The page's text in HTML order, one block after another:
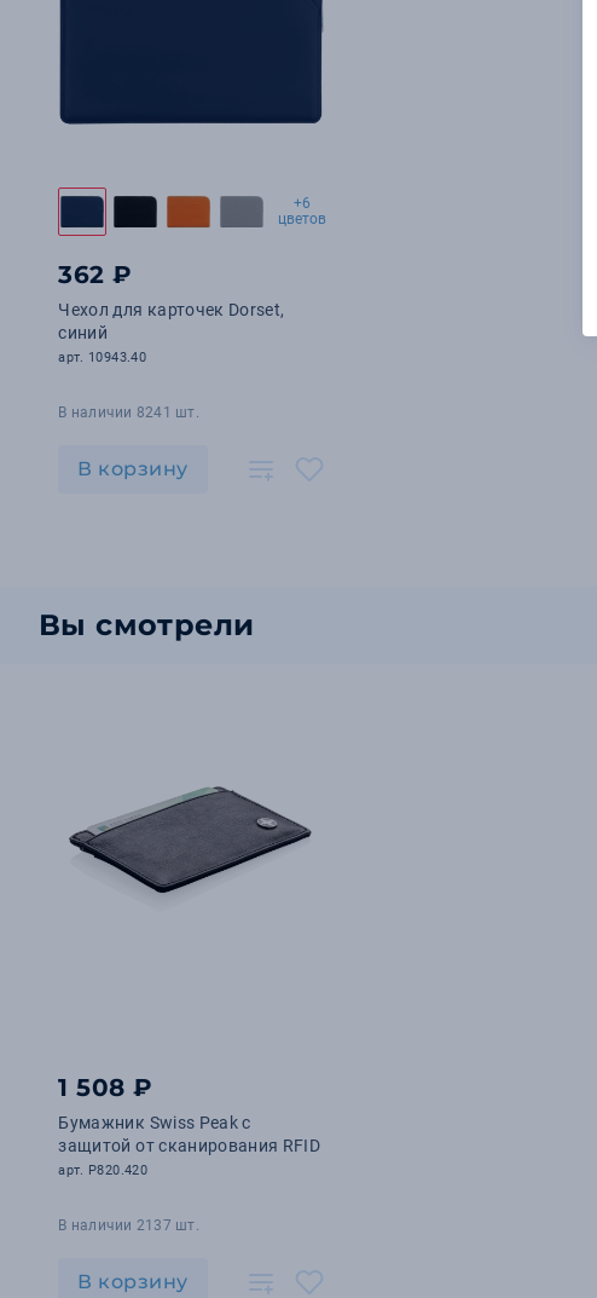
+6
цветов
362 ₽
Чехол для карточек Dorset,
синий
арт. 10943.40
В наличии 8241 шт.
В корзину
Вы смотрели
1 508 ₽
Бумажник Swiss Peak с
защитой от сканирования RFID
арт. P820.420
В наличии 2137 шт.
В корзину